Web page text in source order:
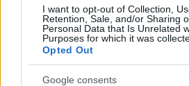
I want to opt-out of Collection,
Retention, Sale, and/or Sharing
Personal Data that Is Unrelated
Purposes for which it was
Opted Out
Google consents
reducido. La integración de
acompañar esta evolución refuerza
negocio y contribuye a construir
que avanzar.